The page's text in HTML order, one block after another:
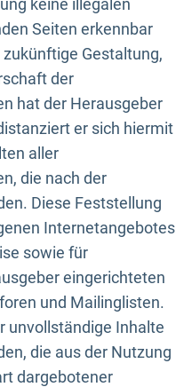
keine illegalen
Seiten erkennbar
Gestaltung,
der
hat der Herausgeber
er sich hiermit
aller
die nach der
Diese Feststellung
Internetangebotes
sowie für
eingerichteten
und Mailinglisten.
unvollständige Inhalte
die aus der Nutzung
dargebotener